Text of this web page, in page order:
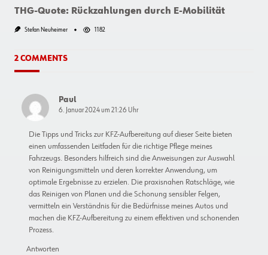
THG-Quote: Rückzahlungen durch E-Mobilität
Stefan Neuheimer 1182
2 COMMENTS
Paul
6. Januar 2024 um 21:26 Uhr
Die Tipps und Tricks zur KFZ-Aufbereitung auf dieser Seite bieten
einen umfassenden Leitfaden für die richtige Pflege meines
Fahrzeugs. Besonders hilfreich sind die Anweisungen zur Auswahl
von Reinigungsmitteln und deren korrekter Anwendung, um
optimale Ergebnisse zu erzielen. Die praxisnahen Ratschläge, wie
das Reinigen von Planen und die Schonung sensibler Felgen,
vermitteln ein Verständnis für die Bedürfnisse meines Autos und
machen die KFZ-Aufbereitung zu einem effektiven und schonenden
Prozess.
Antworten